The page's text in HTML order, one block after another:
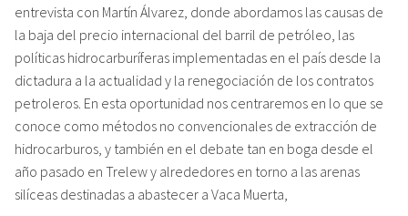
entrevista con Martín Álvarez, donde abordamos las causas de
la baja del precio internacional del barril de petróleo, las
políticas hidrocarburíferas implementadas en el país desde la
dictadura a la actualidad y la renegociación de los contratos
petroleros. En esta oportunidad nos centraremos en lo que se
conoce como métodos no convencionales de extracción de
hidrocarburos, y también en el debate tan en boga desde el
año pasado en Trelew y alrededores en torno a las arenas
silíceas destinadas a abastecer a Vaca Muerta,